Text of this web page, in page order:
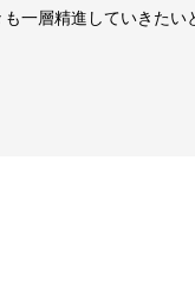
一層精進していきた